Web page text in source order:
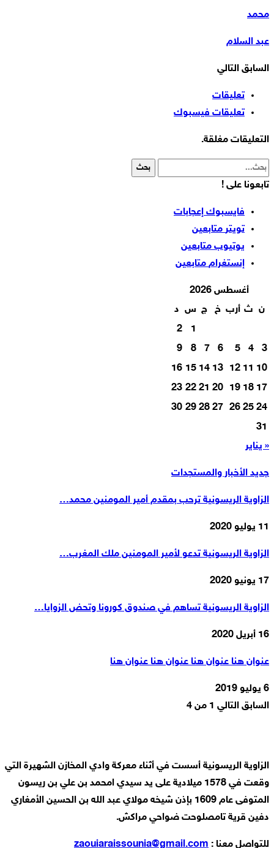
محمد
عبد السلام
السابق التالي
تعليقات
تعليقات فيسبوك
التعليقات مغلقة.
تابعونا على !
فايسبوك إعجابات
تويتر متابعين
يوتيوب متابعين
إنستغرام متابعين
أغسطس 2026
ن ث أرب خ ج س د
1
2
3
4
5
6
7
8
9
10
11
12
13
14
15
16
17
18
19
20
21
22
23
24
25
26
27
28
29
30
31
« يناير
جديد الأخبار والمستجدات
الزاوية الريسونية ترحب بمقدم أمير المومنين محمد…
11 يوليو 2020
الزاوية الريسونية تدعو لأمير المومنين ملك المغرب…
17 يونيو 2020
الزاوية الريسونية تساهم في صندوق كورونا وتحض الزوايا…
16 أبريل 2020
عنوان هنا عنوان هنا عنوان هنا عنوان هنا
6 يوليو 2019
السابق التالي 1 من 4
الزاوية الريسونية أسست في أثناء معركة وادي المخازن الشهيرة التي
وقعت في 1578 ميلادية على يد سيدي امحمد بن علي بن ريسون
المتوفى عام 1609 بإذن شيخه مولاي عبد الله بن الحسين الأمغاري
دفين قرية تامصلوحت ضواحي مراكش.
للتواصل معنا : zaouiaraissounia@gmail.com